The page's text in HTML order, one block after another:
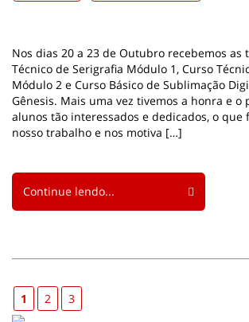
Nos dias 20 a 23 de Outubro recebemos as
Técnico de Serigrafia Módulo 1, Curso
Módulo 2 e Curso Básico de Sublimação
Gênesis. Mais uma vez tivemos a honra e o
alunos tão interessados e dedicados, o
nosso trabalho e nos motiva […]
Continue lendo...
1 2 3